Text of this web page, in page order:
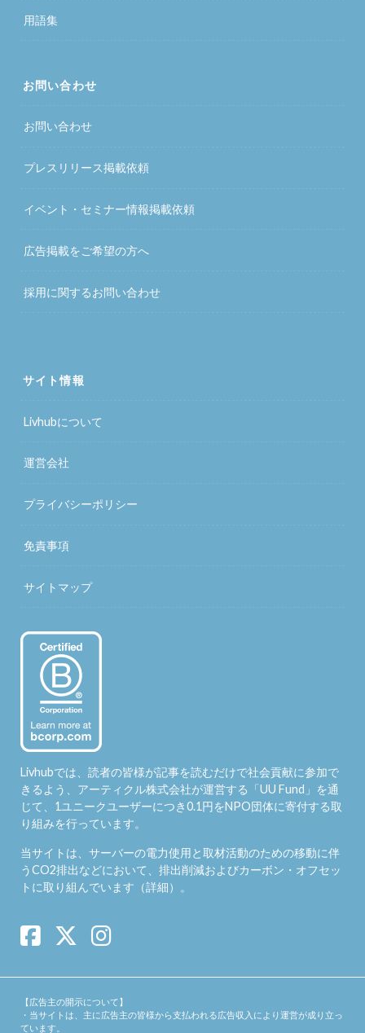
用語集
お問い合わせ
お問い合わせ
プレスリリース掲載依頼
イベント・セミナー情報掲載依頼
広告掲載をご希望の方へ
採用に関するお問い合わせ
サイト情報
Livhubについて
運営会社
プライバシーポリシー
免責事項
サイトマップ
Livhubでは、読者の皆様が記事を読むだけで社会貢献に参加で
きるよう、アーティクル株式会社が運営する「UU Fund 」を通
じて、1ユニークユーザーにつき0.1円をNPO団体に寄付する取
り組みを行っています。
当サイトは、サーバーの電力使用と取材活動のための移動に伴
うCO2排出などにおいて、排出削減およびカーボン・オフセッ
トに取り組んでいます（詳細）。
【広告主の開示について】
・当サイトは、主に広告主の皆様から支払われる広告収入により運営が成り立っ
ています。